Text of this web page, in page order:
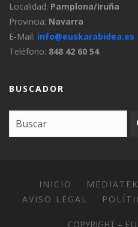
Localidad: Pamplona/Iruña
Provincia: Navarra
E-Mail: info@euskarabidea.es
Teléfono: 848 42 60 54
BUSCADOR
INICIO
AVISO LEGAL
COPYRIGHT –